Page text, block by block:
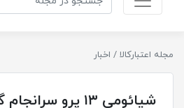
مجله اعتبارکالا / اخبار